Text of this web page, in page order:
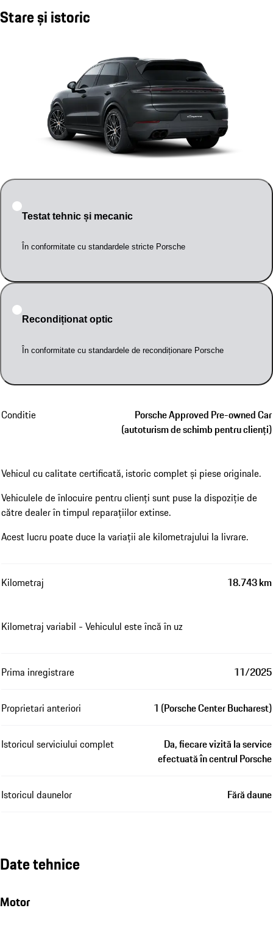
Stare și istoric
Testat tehnic și mecanic
În conformitate cu standardele stricte Porsche
Recondiționat optic
În conformitate cu standardele de recondiționare Porsche
Conditie
Porsche Approved Pre-owned Car
(autoturism de schimb pentru clienți)
Vehicul cu calitate certificată, istoric complet și piese originale.
Vehiculele de înlocuire pentru clienți sunt puse la dispoziție de
către dealer în timpul reparațiilor extinse.
Acest lucru poate duce la variații ale kilometrajului la livrare.
Kilometraj 18.743 km
Kilometraj variabil - Vehiculul este încă în uz
Prima inregistrare 11/2025
Proprietari anteriori 1 (Porsche Center Bucharest)
Istoricul serviciului complet
Da, fiecare vizită la service
efectuată în centrul Porsche
Istoricul daunelor Fără daune
Date tehnice
Motor